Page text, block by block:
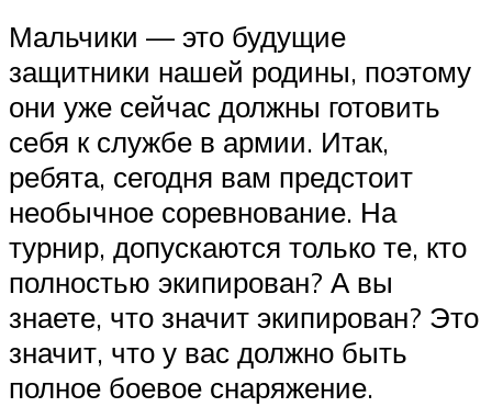
Мальчики — это будущие
защитники нашей родины, поэтому
они уже сейчас должны готовить
себя к службе в армии. Итак,
ребята, сегодня вам предстоит
необычное соревнование. На
турнир, допускаются только те, кто
полностью экипирован? А вы
знаете, что значит экипирован? Это
значит, что у вас должно быть
полное боевое снаряжение.